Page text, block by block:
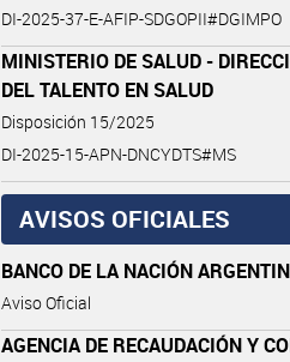
DI-2025-37-E-AFIP-SDGOPII#DGIMPO
MINISTERIO DE SALUD -
DEL TALENTO EN SALUD
Disposición 15/2025
DI-2025-15-APN-DNCYDTS#MS
AVISOS OFICIALES
BANCO DE LA NACIÓN
Aviso Oficial
AGENCIA DE RECAUDACIÓN Y